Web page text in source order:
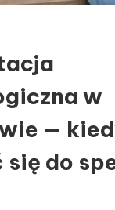
w
—
się do